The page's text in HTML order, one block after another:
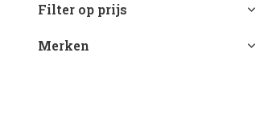
Filter op prijs
Merken